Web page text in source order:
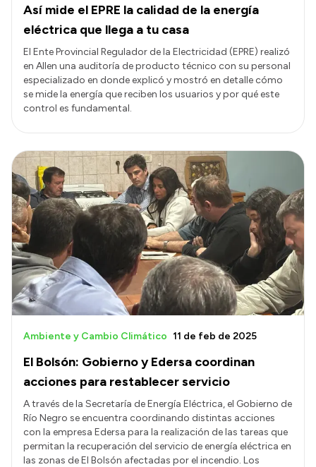
Así mide el EPRE la calidad de la energía
eléctrica que llega a tu casa
El Ente Provincial Regulador de la Electricidad (EPRE) realizó
en Allen una auditoría de producto técnico con su personal
especializado en donde explicó y mostró en detalle cómo
se mide la energía que reciben los usuarios y por qué este
control es fundamental.
El Bolsón: Gobierno y Edersa coordinan
acciones para restablecer servicio
Ambiente y Cambio Climático 11 de feb de 2025
A través de la Secretaría de Energía Eléctrica, el Gobierno de
Río Negro se encuentra coordinando distintas acciones
con la empresa Edersa para la realización de las tareas que
permitan la recuperación del servicio de energía eléctrica en
las zonas de El Bolsón afectadas por el incendio. Los